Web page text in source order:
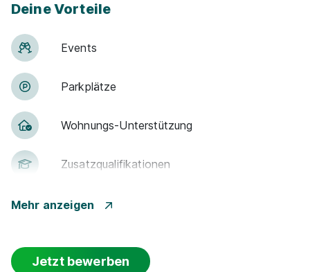
Deine Vorteile
Events
Park­plätze
Woh­nungs-Un­ter­stüt­zung
Zu­satz­qua­li­fi­ka­tio­nen
Events für Schü­ler / Stu­die­ren­de
Mehr anzeigen
Jetzt bewerben